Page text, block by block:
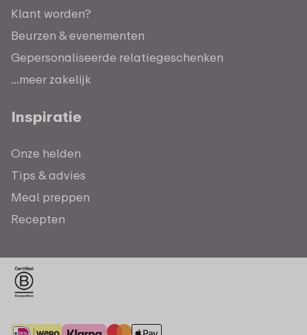
Klant worden?
Beurzen & evenementen
Gepersonaliseerde relatiegeschenken
...meer zakelijk
Inspiratie
Onze helden
Tips & advies
Meal preppen
Recepten